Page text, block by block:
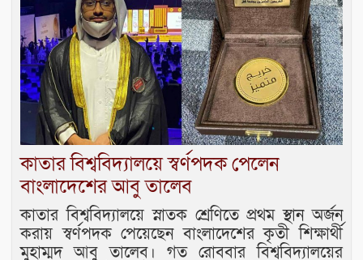
কাতার বিশ্ববিদ্যালয়ে স্বর্ণপদক পেলেন
বাংলাদেশের আবু তালেব
কাতার বিশ্ববিদ্যালয়ে স্নাতক শ্রেণিতে প্রথম স্থান অর্জন
করায় স্বর্ণপদক পেয়েছেন বাংলাদেশের কৃতী শিক্ষার্থী
মুহাম্মদ আবু তালেব। গত রোববার বিশ্ববিদ্যালয়ের